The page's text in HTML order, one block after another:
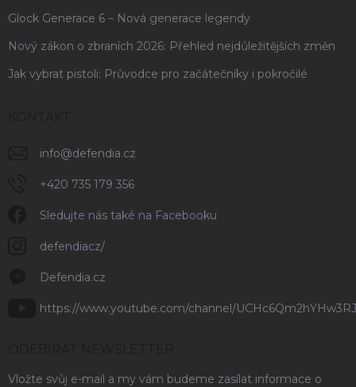
Glock Generace 6 – Nová generace legendy
Nový zákon o zbraních 2026: Přehled nejdůležitějších změn
Jak vybrat pistoli: Průvodce pro začátečníky i pokročilé
info@defendia.cz
+420 735 179 356
Sledujte nás také na Facebooku
defendiacz/
Defendia.cz
https://www.youtube.com/channel/
Vložte svůj e-mail a my vám budeme zasílat informace o